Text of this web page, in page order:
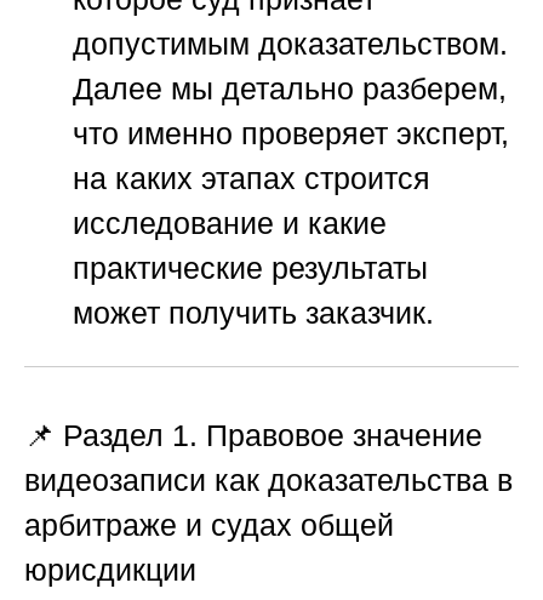
допустимым доказательством.
Далее мы детально разберем,
что именно проверяет эксперт,
на каких этапах строится
исследование и какие
практические результаты
может получить заказчик.
📌 Раздел 1. Правовое значение
видеозаписи как доказательства в
арбитраже и судах общей
юрисдикции